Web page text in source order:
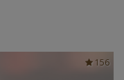
156